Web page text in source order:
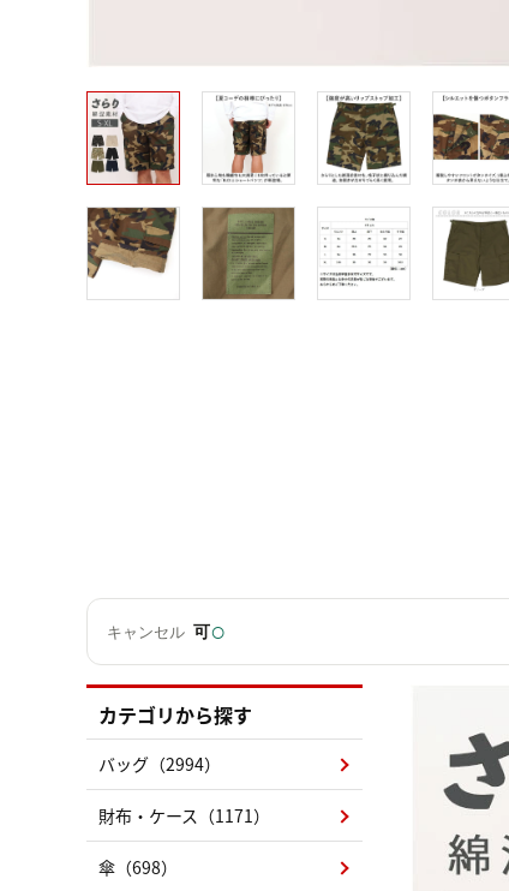
キャンセル 可○
カテゴリから探す
バッグ（2994）
財布・ケース（1171）
傘（698）